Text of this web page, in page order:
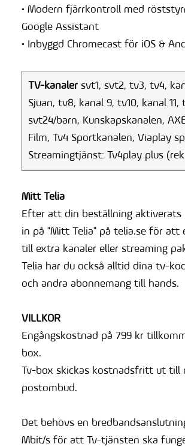
• Modern fjärrkontroll med
Google Assistant
• Inbyggd Chromecast för iOS &
TV-kanaler svt1, svt2, tv3, tv4,
Sjuan, tv8, kanal 9, tv10, kanal 11,
svt24/barn, Kunskapskanalen,
Film, Tv4 Sportkanalen, Viaplay
Streamingtjänst: Tv4play plus
Mitt Telia
Efter att din beställning aktiverats
in på "Mitt Telia" på telia.se för att
till extra kanaler eller streaming
Telia har du också alltid dina tv-
och andra abonnemang till hands.
VILLKOR
Engångskostnad på 799 kr
box.
Tv-box skickas kostnadsfritt ut till
postombud.
Det behövs en
Mbit/s för att Tv-tjänsten ska